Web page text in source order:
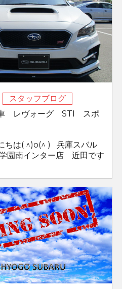
スタッフブログ
レヴォーグ STI スポ
ちは( ^)o(^ ) 兵庫スバル
園南インター店 近田です